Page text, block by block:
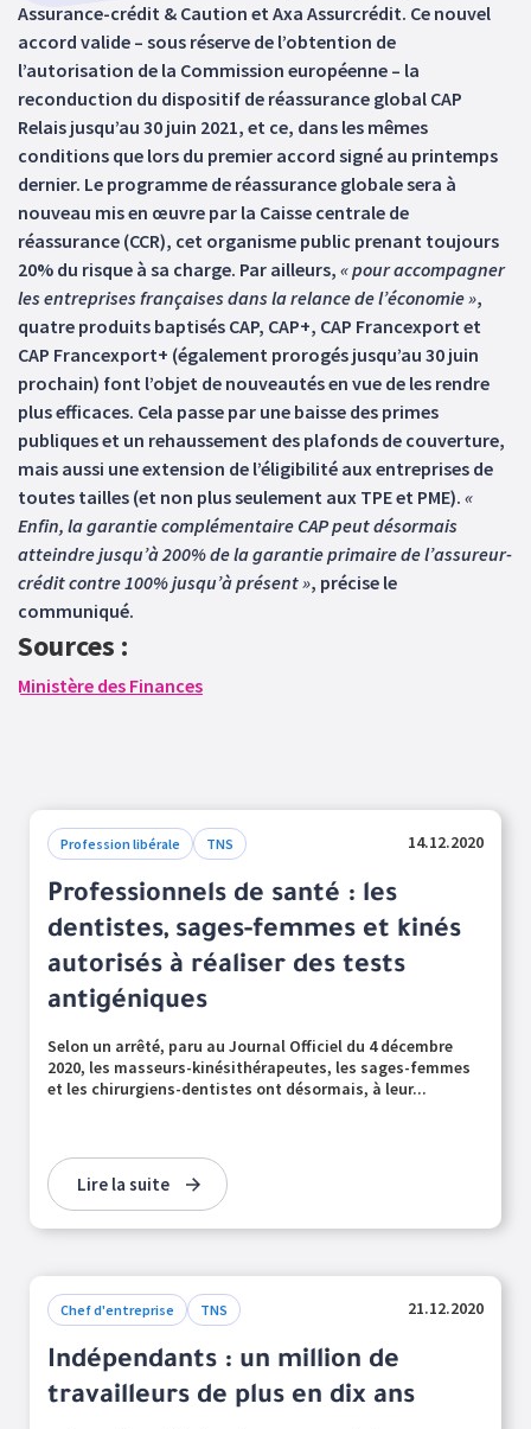
Assurance-crédit & Caution et Axa Assurcrédit. Ce nouvel
accord valide – sous réserve de l’obtention de
l’autorisation de la Commission européenne – la
reconduction du dispositif de réassurance global CAP
Relais jusqu’au 30 juin 2021, et ce, dans les mêmes
conditions que lors du premier accord signé au printemps
dernier. Le programme de réassurance globale sera à
nouveau mis en œuvre par la Caisse centrale de
réassurance (CCR), cet organisme public prenant toujours
20% du risque à sa charge. Par ailleurs, « pour accompagner
les entreprises françaises dans la relance de l’économie »,
quatre produits baptisés CAP, CAP+, CAP Francexport et
CAP Francexport+ (également prorogés jusqu’au 30 juin
prochain) font l’objet de nouveautés en vue de les rendre
plus efficaces. Cela passe par une baisse des primes
publiques et un rehaussement des plafonds de couverture,
mais aussi une extension de l’éligibilité aux entreprises de
toutes tailles (et non plus seulement aux TPE et PME). «
Enfin, la garantie complémentaire CAP peut désormais
atteindre jusqu’à 200% de la garantie primaire de l’assureur-
crédit contre 100% jusqu’à présent », précise le
communiqué.
Sources :
Ministère des Finances
Profession libérale TNS 14.12.2020
Professionnels de santé : les
dentistes, sages-femmes et kinés
autorisés à réaliser des tests
antigéniques
Selon un arrêté, paru au Journal Officiel du 4 décembre
2020, les masseurs-kinésithérapeutes, les sages-femmes
et les chirurgiens-dentistes ont désormais, à leur...
Lire la suite
Chef d'entreprise TNS 21.12.2020
Indépendants : un million de
travailleurs de plus en dix ans